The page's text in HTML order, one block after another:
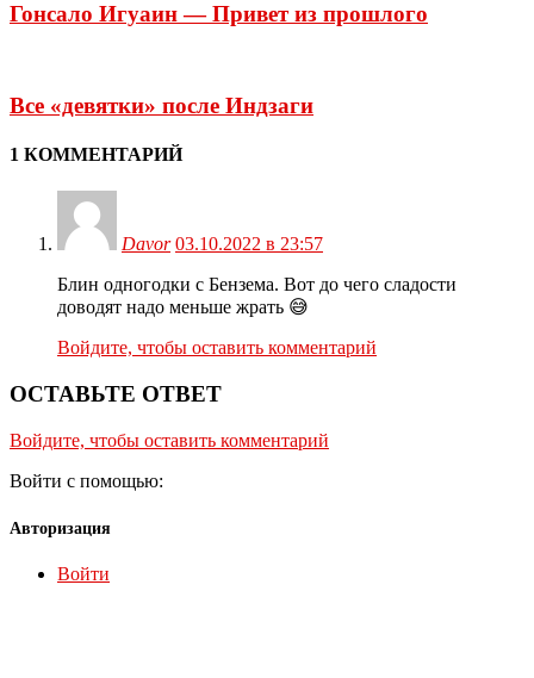
Гонсало Игуаин — Привет из прошлого
Все «девятки» после Индзаги
1 КОММЕНТАРИЙ
Davor 03.10.2022 в 23:57
Блин одногодки с Бензема. Вот до чего сладости
доводят надо меньше жрать 😅
Войдите, чтобы оставить комментарий
ОСТАВЬТЕ ОТВЕТ
Войдите, чтобы оставить комментарий
Войти с помощью:
Авторизация
Войти